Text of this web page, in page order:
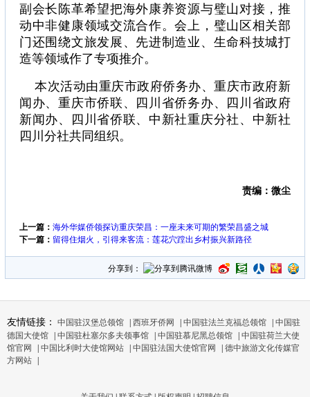
副会长陈革希望把海外康养资源与璧山对接，推
动中非健康领域交流合作。会上，璧山区相关部
门还围绕文旅发展、先进制造业、生命科技城打
造等领域作了专项推介。
本次活动由重庆市政府侨务办、重庆市政府新
闻办、重庆市侨联、四川省侨务办、四川省政府
新闻办、四川省侨联、中新社重庆分社、中新社
四川分社共同组织。
责编：微尘
上一篇： 海外华媒侨领探访重庆荣昌：一座未来可期的繁荣昌盛之城
下一篇： 留得住烟火，引得来客流：莲花穴蹚出乡村振兴新路径
分享到：
友情链接： 中国驻汉堡总领馆 | 西班牙侨网 | 中国驻法兰克福总领馆 | 中国驻
德国大使馆 | 中国驻杜塞尔多夫领事馆 | 中国驻慕尼黑总领馆 | 中国驻荷兰大使
馆官网
| 中国比利时大使馆网站 | 中国驻法国大使馆官网 | 德中旅游文化传媒官
方网站 |